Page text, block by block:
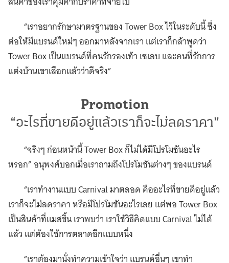
“เราอยากรักษามาตรฐานของ Tower Box ไว้ในระดับนี้ ซึ่ง
ต่อให้มีแบรนด์ใหม่ๆ ออกมาหลังจากเรา แต่เราก็กล้าพูดว่า
Tower Box เป็นแบรนด์ที่คนรักรองเท้า เซเลบ และคนที่รักการ
แต่งบ้านเขาเลือกแล้วว่าดีจริง”
Promotion
“อะไรที่ขายดีอยู่แล้วเราก็จะไม่ลดราคา”
“จริงๆ ก่อนหน้านี้ Tower Box ก็ไม่ได้มีโปรโมชันอะไร
หรอก” อนุพงศ์บอกเมื่อเราถามถึงโปรโมชันต่างๆ ของแบรนด์
“เราทำงานแบบ Carnival มาตลอด คืออะไรที่ขายดีอยู่แล้ว
เราก็จะไม่ลดราคา หรือมีโปรโมชันอะไรเลย แต่พอ Tower Box
เป็นสินค้าที่แมสขึ้น เราพบว่า เราใช้วิธีคิดแบบ Carnival ไม่ได้
แล้ว แต่ต้องใช้การตลาดอีกแบบหนึ่ง
“เราต้องมานั่งทำความเข้าใจว่า แบรนด์อื่นๆ เขาทำ